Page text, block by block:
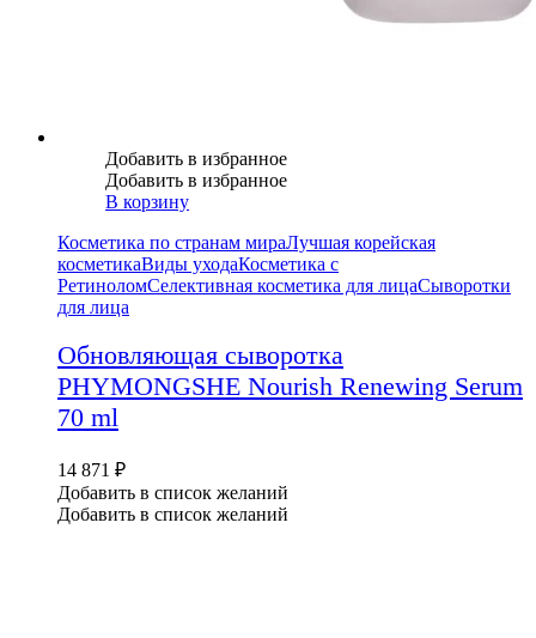
Добавить в избранное
Добавить в избранное
В корзину
Косметика по странам мираЛучшая корейская
косметикаВиды уходаКосметика с
РетиноломСелективная косметика для лицаСыворотки
для лица
Обновляющая сыворотка
PHYMONGSHE Nourish Renewing Serum
70 ml
14 871 ₽
Добавить в список желаний
Добавить в список желаний